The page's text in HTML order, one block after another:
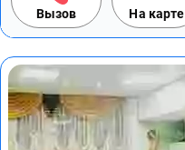
Вызов На карте